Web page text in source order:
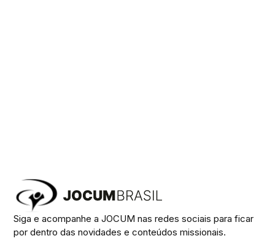
Siga e acompanhe a JOCUM nas redes sociais para ficar
por dentro das novidades e conteúdos missionais.